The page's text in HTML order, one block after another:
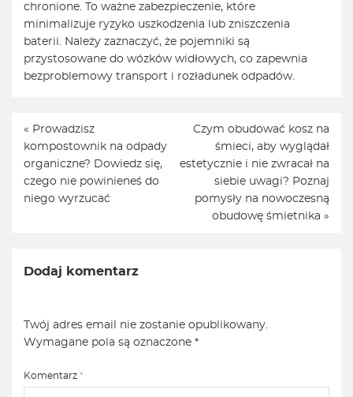
chronione. To ważne zabezpieczenie, które
minimalizuje ryzyko uszkodzenia lub zniszczenia
baterii. Należy zaznaczyć, że pojemniki są
przystosowane do wózków widłowych, co zapewnia
bezproblemowy transport i rozładunek odpadów.
« Prowadzisz
kompostownik na odpady
organiczne? Dowiedz się,
czego nie powinieneś do
niego wyrzucać
Czym obudować kosz na
śmieci, aby wyglądał
estetycznie i nie zwracał na
siebie uwagi? Poznaj
pomysły na nowoczesną
obudowę śmietnika »
Dodaj komentarz
Twój adres email nie zostanie opublikowany.
Wymagane pola są oznaczone *
Komentarz *